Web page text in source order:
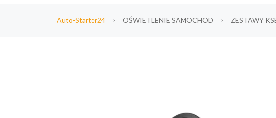
Auto-Starter24 OŚWIETLENIE SAMOCHOD ZESTAWY